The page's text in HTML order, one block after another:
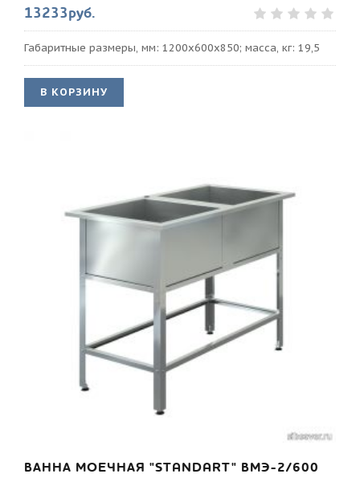
13233руб.
Габаритные размеры, мм: 1200х600х850; масса, кг: 19,5
В КОРЗИНУ
ВАННА МОЕЧНАЯ "STANDART" ВМЭ-2/600